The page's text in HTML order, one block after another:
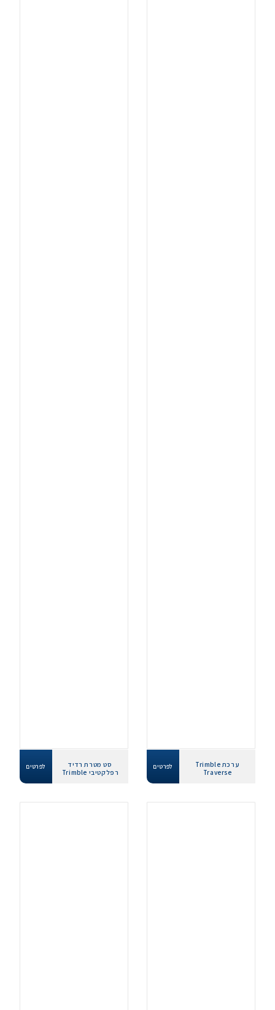
ערכת Trimble
Traverse
לפרטים
סט מטרת רדיד
רפלקטיבי Trimble
לפרטים